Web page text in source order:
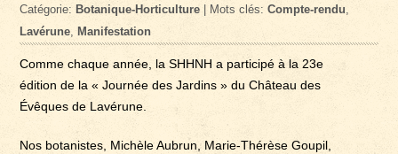
Catégorie: Botanique-Horticulture | Mots clés:Compte-rendu,
Lavérune, Manifestation
Comme chaque année, la SHHNH a participé à la 23e
édition de la « Journée des Jardins » du Château des
Évêques de Lavérune.
Nos botanistes, Michèle Aubrun, Marie-Thérèse Goupil,